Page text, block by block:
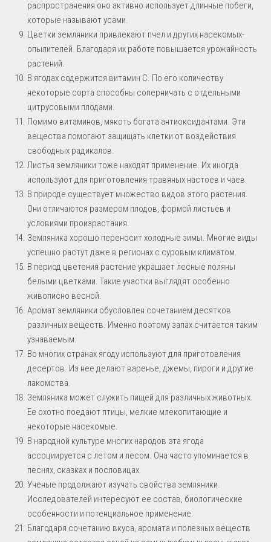
распространения оно активно использует длинные побеги,
которые называют усами.
Цветки земляники привлекают пчел и других насекомых-
опылителей. Благодаря их работе повышается урожайность
растений.
В ягодах содержится витамин С. По его количеству
некоторые сорта способны соперничать с отдельными
цитрусовыми плодами.
Помимо витаминов, мякоть богата антиоксидантами. Эти
вещества помогают защищать клетки от воздействия
свободных радикалов.
Листья земляники тоже находят применение. Их иногда
используют для приготовления травяных настоев и чаев.
В природе существует множество видов этого растения.
Они отличаются размером плодов, формой листьев и
условиями произрастания.
Земляника хорошо переносит холодные зимы. Многие виды
успешно растут даже в регионах с суровым климатом.
В период цветения растение украшает лесные поляны
белыми цветками. Такие участки выглядят особенно
живописно весной.
Аромат земляники обусловлен сочетанием десятков
различных веществ. Именно поэтому запах считается таким
узнаваемым.
Во многих странах ягоду используют для приготовления
десертов. Из нее делают варенье, джемы, пироги и другие
лакомства.
Земляника может служить пищей для различных животных.
Ее охотно поедают птицы, мелкие млекопитающие и
некоторые насекомые.
В народной культуре многих народов эта ягода
ассоциируется с летом и лесом. Она часто упоминается в
песнях, сказках и пословицах.
Ученые продолжают изучать свойства земляники.
Исследователей интересуют ее состав, биологические
особенности и потенциальное применение.
Благодаря сочетанию вкуса, аромата и полезных веществ